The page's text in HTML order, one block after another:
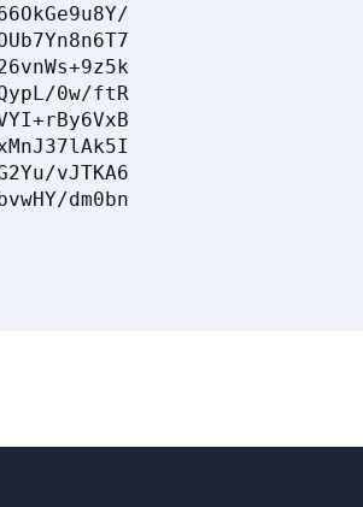
0w/ftR
vJTKA6
dm0bn